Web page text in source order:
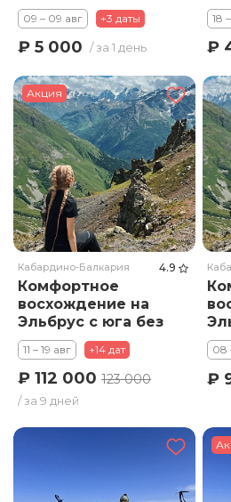
09 – 09 авг +3 даты
₽ 5 000 / за 1 день
18
₽
Акция
Кабардино-Балкария 4.9
Комфортное
восхождение на
Эльбрус с юга без
тяжелых
рюкзаков. Тариф
Премиум
11 – 19 авг +14 дат
₽ 112 000 123 000
/ за 9 дней
08
₽